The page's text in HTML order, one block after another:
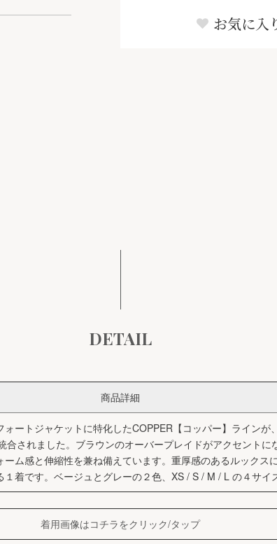
お気に入
DETAIL
商品詳細
ートジャケットに特化したCOPPER【コッパー】ラインが
合されました。ブラウンのオーバープレイドがアクセントに
ム感と伸縮性を兼ね備えています。重厚感のあるルックス
着です。ベージュとグレーの２色、XS / S / M / L の４サイ
着用画像はコチラをクリック/タップ